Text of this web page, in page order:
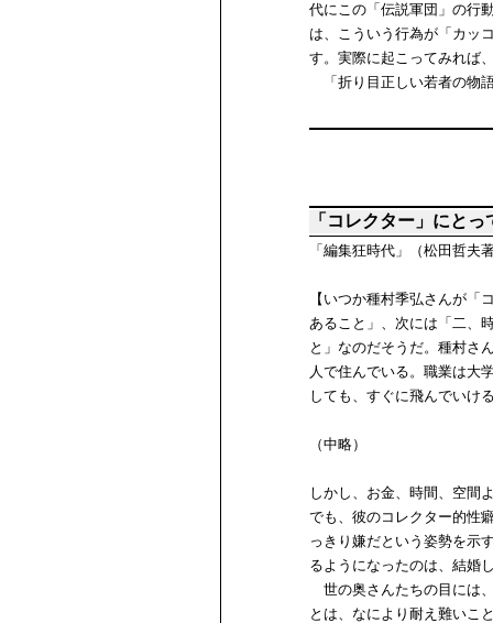
代にこの「伝説軍団」の行
は、こういう行為が「カッ
す。実際に起こってみれば
「折り目正しい若者の物
「コレクター」にと
「編集狂時代」（松田哲夫
【いつか種村季弘さんが
あること」、次には「二、
と」なのだそうだ。種村さ
人で住んでいる。職業は大
しても、すぐに飛んでいけ
（中略）
しかし、お金、時間、空間
でも、彼のコレクター的性
っきり嫌だという姿勢を示
るようになったのは、結婚
世の奥さんたちの目には
とは、なにより耐え難いこ